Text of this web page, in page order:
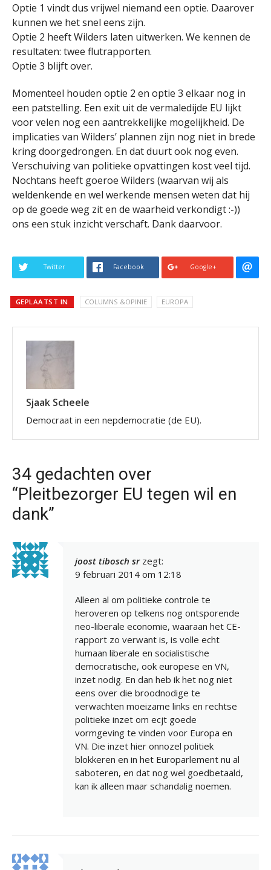
Optie 1 vindt dus vrijwel niemand een optie. Daarover
kunnen we het snel eens zijn.
Optie 2 heeft Wilders laten uitwerken. We kennen de
resultaten: twee flutrapporten.
Optie 3 blijft over.
Momenteel houden optie 2 en optie 3 elkaar nog in
een patstelling. Een exit uit de vermaledijde EU lijkt
voor velen nog een aantrekkelijke mogelijkheid. De
implicaties van Wilders’ plannen zijn nog niet in brede
kring doorgedrongen. En dat duurt ook nog even.
Verschuiving van politieke opvattingen kost veel tijd.
Nochtans heeft goeroe Wilders (waarvan wij als
weldenkende en wel werkende mensen weten dat hij
op de goede weg zit en de waarheid verkondigt :-))
ons een stuk inzicht verschaft. Dank daarvoor.
Twitter Facebook Google+
GEPLAATST IN COLUMNS &OPINIE EUROPA
Sjaak Scheele
Democraat in een nepdemocratie (de EU).
34 gedachten over
“Pleitbezorger EU tegen wil en
dank”
joost tibosch sr zegt:
9 februari 2014 om 12:18
Alleen al om politieke controle te
heroveren op telkens nog ontsporende
neo-liberale economie, waaraan het CE-
rapport zo verwant is, is volle echt
humaan liberale en socialistische
democratische, ook europese en VN,
inzet nodig. En dan heb ik het nog niet
eens over die broodnodige te
verwachten moeizame links en rechtse
politieke inzet om ecjt goede
vormgeving te vinden voor Europa en
VN. Die inzet hier onnozel politiek
blokkeren en in het Europarlement nu al
saboteren, en dat nog wel goedbetaald,
kan ik alleen maar schandalig noemen.